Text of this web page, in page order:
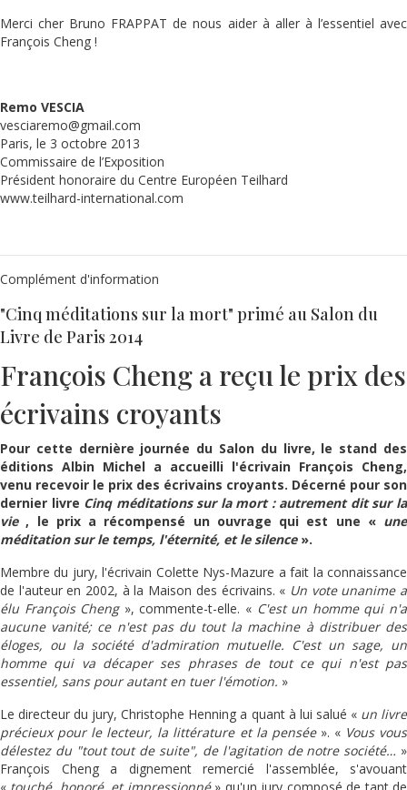
Merci cher Bruno FRAPPAT de nous aider à aller à l’essentiel avec
François Cheng !
Remo VESCIA
vesciaremo@gmail.com
Paris, le 3 octobre 2013
Commissaire de l’Exposition
Président honoraire du Centre Européen Teilhard
www.teilhard-international.com
Complément d'information
"Cinq méditations sur la mort" primé au Salon du
Livre de Paris 2014
François Cheng a reçu le prix des
écrivains croyants
Pour cette dernière journée du Salon du livre, le stand des
éditions Albin Michel a accueilli l'écrivain François Cheng,
venu recevoir le prix des écrivains croyants. Décerné pour son
dernier livre Cinq méditations sur la mort : autrement dit sur la
vie , le prix a récompensé un ouvrage qui est une « une
méditation sur le temps, l'éternité, et le silence».
Membre du jury, l'écrivain Colette Nys-Mazure a fait la connaissance
de l'auteur en 2002, à la Maison des écrivains. « Un vote unanime a
élu François Cheng», commente-t-elle. « C'est un homme qui n'a
aucune vanité; ce n'est pas du tout la machine à distribuer des
éloges, ou la société d'admiration mutuelle. C'est un sage, un
homme qui va décaper ses phrases de tout ce qui n'est pas
essentiel, sans pour autant en tuer l'émotion. »
Le directeur du jury, Christophe Henning a quant à lui salué « un livre
précieux pour le lecteur, la littérature et la pensée ». « Vous vous
délestez du "tout tout de suite", de l'agitation de notre société… »
François Cheng a dignement remercié l'assemblée, s'avouant